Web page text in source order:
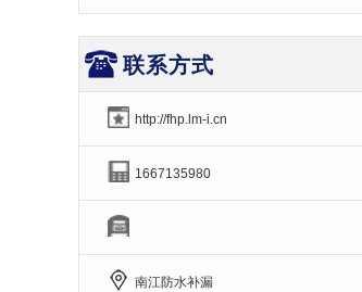
联系方式
http://fhp.lm-i.cn
1667135980
南江防水补漏